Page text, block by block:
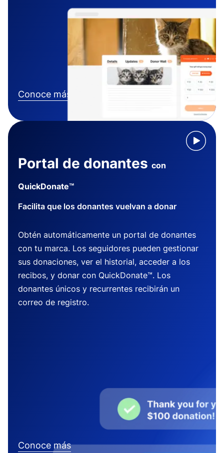
Conoce más
Portal de donantes con
QuickDonate™
Facilita que los donantes vuelvan a donar
Obtén automáticamente un portal de donantes
con tu marca. Los seguidores pueden gestionar
sus donaciones, ver el historial, acceder a los
recibos, y donar con QuickDonate™. Los
donantes únicos y recurrentes recibirán un
correo de registro.
Conoce más